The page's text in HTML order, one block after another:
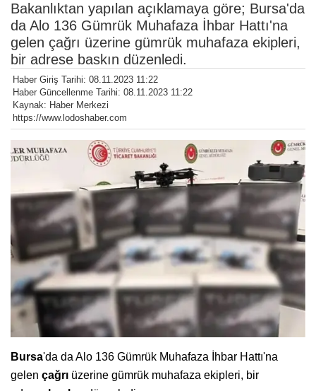
Bakanlıktan yapılan açıklamaya göre; Bursa'da
da Alo 136 Gümrük Muhafaza İhbar Hattı'na
gelen çağrı üzerine gümrük muhafaza ekipleri,
bir adrese baskın düzenledi.
Haber Giriş Tarihi: 08.11.2023 11:22
Haber Güncellenme Tarihi: 08.11.2023 11:22
Kaynak: Haber Merkezi
https://www.lodoshaber.com
Bursa'da da Alo 136 Gümrük Muhafaza İhbar Hattı'na
gelen çağrı üzerine gümrük muhafaza ekipleri, bir